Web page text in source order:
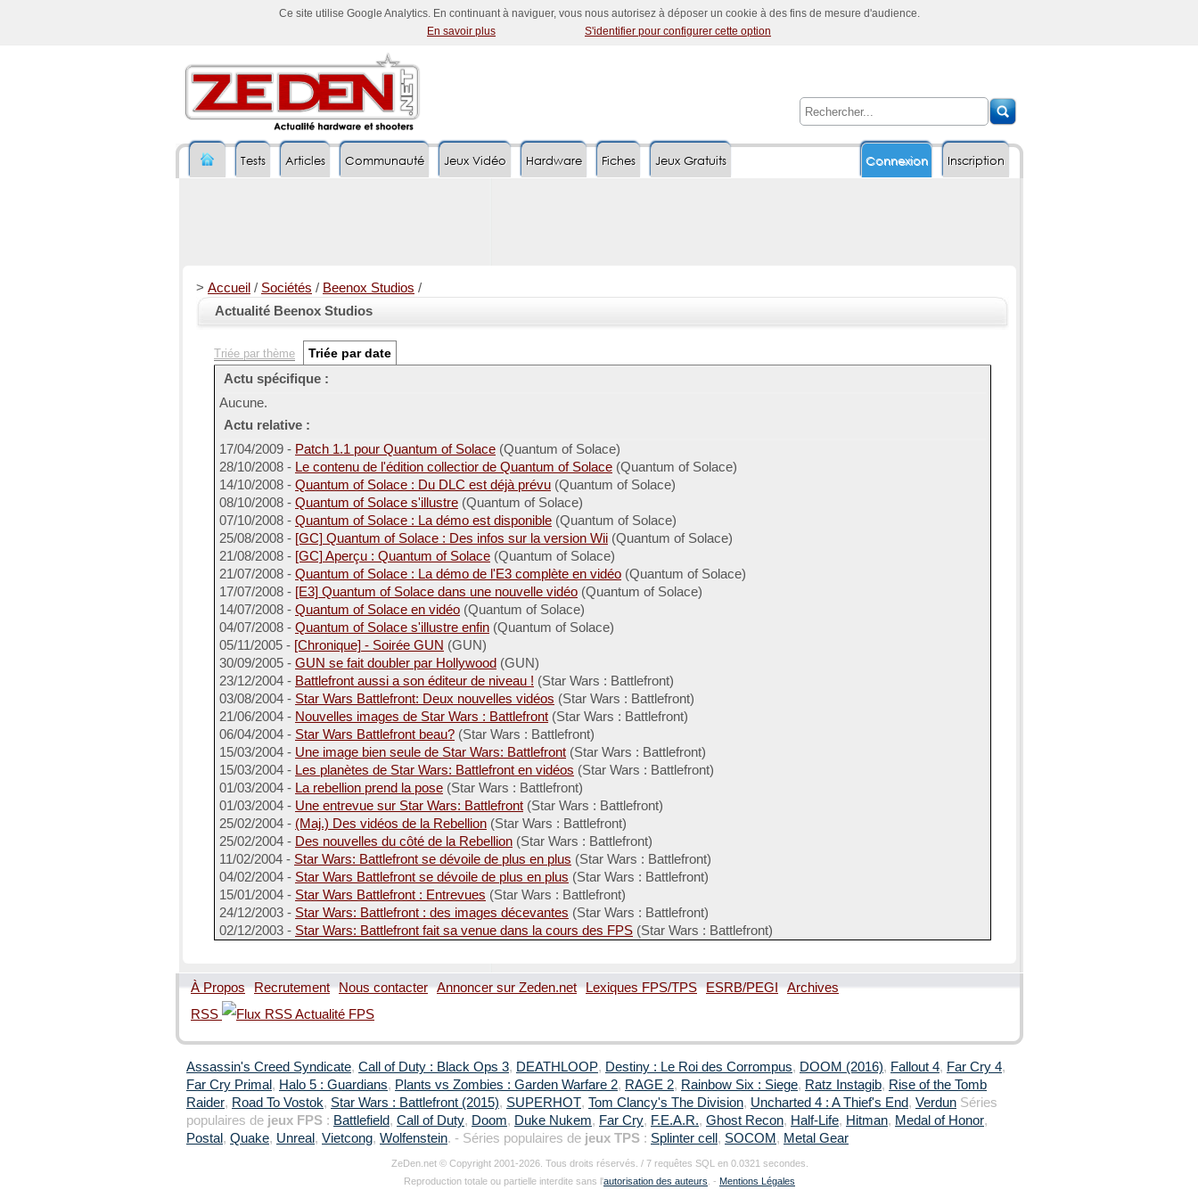
Ce site utilise Google Analytics. En continuant à naviguer, vous nous autorisez à déposer un cookie à des fins de mesure d'audience.
En savoir plus
S'identifier pour configurer cette option
Inscription
Tests Articles Communauté Jeux Vidéo Hardware Fiches Connexion
Jeux Gratuits
> Accueil / Sociétés / Beenox Studios /
Actualité Beenox Studios
Triée par thème
Triée par date
Actu spécifique :
Aucune.
Actu relative :
17/04/2009 - Patch 1.1 pour Quantum of Solace (Quantum of Solace)
28/10/2008 - Le contenu de l'édition collectior de Quantum of Solace (Quantum of Solace)
14/10/2008 - Quantum of Solace : Du DLC est déjà prévu (Quantum of Solace)
08/10/2008 - Quantum of Solace s'illustre (Quantum of Solace)
07/10/2008 - Quantum of Solace : La démo est disponible (Quantum of Solace)
25/08/2008 - [GC] Quantum of Solace : Des infos sur la version Wii (Quantum of Solace)
21/08/2008 - [GC] Aperçu : Quantum of Solace (Quantum of Solace)
21/07/2008 - Quantum of Solace : La démo de l'E3 complète en vidéo (Quantum of Solace)
17/07/2008 - [E3] Quantum of Solace dans une nouvelle vidéo (Quantum of Solace)
14/07/2008 - Quantum of Solace en vidéo (Quantum of Solace)
04/07/2008 - Quantum of Solace s'illustre enfin (Quantum of Solace)
05/11/2005 - [Chronique] - Soirée GUN (GUN)
30/09/2005 - GUN se fait doubler par Hollywood (GUN)
23/12/2004 - Battlefront aussi a son éditeur de niveau ! (Star Wars : Battlefront)
03/08/2004 - Star Wars Battlefront: Deux nouvelles vidéos (Star Wars : Battlefront)
21/06/2004 - Nouvelles images de Star Wars : Battlefront (Star Wars : Battlefront)
06/04/2004 - Star Wars Battlefront beau? (Star Wars : Battlefront)
15/03/2004 - Une image bien seule de Star Wars: Battlefront (Star Wars : Battlefront)
15/03/2004 - Les planètes de Star Wars: Battlefront en vidéos (Star Wars : Battlefront)
01/03/2004 - La rebellion prend la pose (Star Wars : Battlefront)
01/03/2004 - Une entrevue sur Star Wars: Battlefront (Star Wars : Battlefront)
25/02/2004 - (Maj.) Des vidéos de la Rebellion (Star Wars : Battlefront)
25/02/2004 - Des nouvelles du côté de la Rebellion (Star Wars : Battlefront)
11/02/2004 - Star Wars: Battlefront se dévoile de plus en plus (Star Wars : Battlefront)
04/02/2004 - Star Wars Battlefront se dévoile de plus en plus (Star Wars : Battlefront)
15/01/2004 - Star Wars Battlefront : Entrevues (Star Wars : Battlefront)
24/12/2003 - Star Wars: Battlefront : des images décevantes (Star Wars : Battlefront)
02/12/2003 - Star Wars: Battlefront fait sa venue dans la cours des FPS (Star Wars : Battlefront)
À Propos Recrutement Nous contacter Annoncer sur Zeden.net Lexiques FPS/TPS ESRB/PEGI
Archives
RSS
Assassin's Creed Syndicate, Call of Duty : Black Ops 3, DEATHLOOP, Destiny : Le Roi des Corrompus, DOOM (2016), Fallout 4, Far Cry 4,
Far Cry Primal , Halo 5 : Guardians, Plants vs Zombies : Garden Warfare 2, RAGE 2, Rainbow Six : Siege, Ratz Instagib, Rise of the Tomb
Raider, Road To Vostok, Star Wars : Battlefront (2015), SUPERHOT, Tom Clancy's The Division, Uncharted 4 : A Thief's End, Verdun Séries
populaires de jeux FPS : Battlefield, Call of Duty, Doom, Duke Nukem, Far Cry, F.E.A.R., Ghost Recon, Half-Life, Hitman, Medal of Honor,
Postal , Quake, Unreal , Vietcong, Wolfenstein. - Séries populaires de jeux TPS : Splinter cell , SOCOM , Metal Gear
ZeDen.net © Copyright 2001-2026. Tous droits réservés. / 7 requêtes SQL en 0.0321 secondes.
Reproduction totale ou partielle interdite sans l'autorisation des auteurs . - Mentions Légales